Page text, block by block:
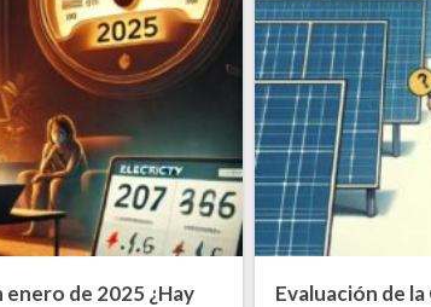
enero de 2025 ¿Hay
Evaluación de